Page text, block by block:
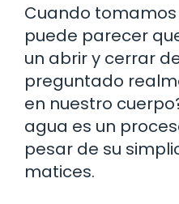
Cuando
puede parecer
un abrir y cerrar
preguntado
en nuestro
agua es un
pesar de su
matices.